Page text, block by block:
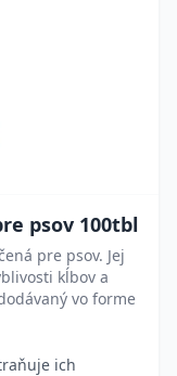
psov 100tbl
pre psov. Jej
kĺbov a
vo forme
ich